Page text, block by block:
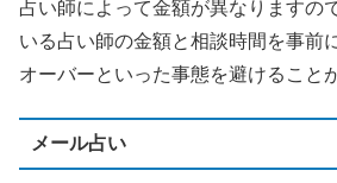
占い師によって金額が異なりますの
いる占い師の金額と相談時間を事前
オーバーといった事態を避けること
メール占い